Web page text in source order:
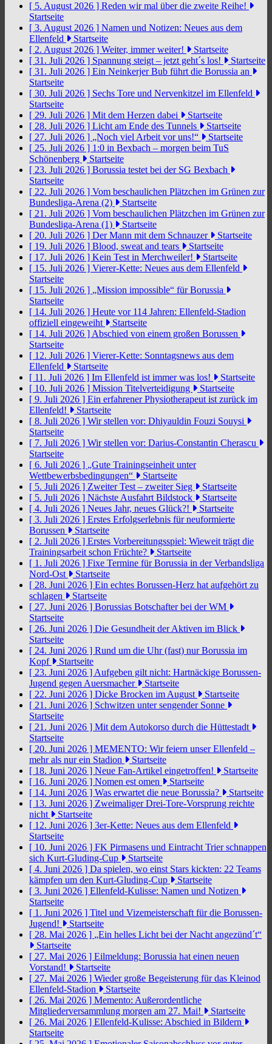
[ 5. August 2026 ] Reden wir mal über die zweite Reihe!
Startseite
[ 3. August 2026 ] Namen und Notizen: Neues aus dem
Ellenfeld
Startseite
[ 2. August 2026 ] Weiter, immer weiter!
Startseite
[ 31. Juli 2026 ] Spannung steigt – jetzt geht´s los!
Startseite
[ 31. Juli 2026 ] Ein Neinkerjer Bub führt die Borussia an
Startseite
[ 30. Juli 2026 ] Sechs Tore und Nervenkitzel im Ellenfeld
Startseite
[ 29. Juli 2026 ] Mit dem Herzen dabei
Startseite
[ 28. Juli 2026 ] Licht am Ende des Tunnels
Startseite
[ 27. Juli 2026 ] „Noch viel Arbeit vor uns!“
Startseite
[ 25. Juli 2026 ] 1:0 in Bexbach – morgen beim TuS
Schönenberg
Startseite
[ 23. Juli 2026 ] Borussia testet bei der SG Bexbach
Startseite
[ 22. Juli 2026 ] Vom beschaulichen Plätzchen im Grünen zur
Bundesliga-Arena (2)
Startseite
[ 21. Juli 2026 ] Vom beschaulichen Plätzchen im Grünen zur
Bundesliga-Arena (1)
Startseite
[ 20. Juli 2026 ] Der Mann mit dem Schnauzer
Startseite
[ 19. Juli 2026 ] Blood, sweat and tears
Startseite
[ 17. Juli 2026 ] Kein Test in Merchweiler!
Startseite
[ 15. Juli 2026 ] Vierer-Kette: Neues aus dem Ellenfeld
Startseite
[ 15. Juli 2026 ] „Mission impossible“ für Borussia
Startseite
[ 14. Juli 2026 ] Heute vor 114 Jahren: Ellenfeld-Stadion
offiziell eingeweiht
Startseite
[ 14. Juli 2026 ] Abschied von einem großen Borussen
Startseite
[ 12. Juli 2026 ] Vierer-Kette: Sonntagsnews aus dem
Ellenfeld
Startseite
[ 11. Juli 2026 ] Im Ellenfeld ist immer was los!
Startseite
[ 10. Juli 2026 ] Mission Titelverteidigung
Startseite
[ 9. Juli 2026 ] Ein erfahrener Physiotherapeut ist zurück im
Ellenfeld!
Startseite
[ 8. Juli 2026 ] Wir stellen vor: Dhiyauldin Fouzi Souysi
Startseite
[ 7. Juli 2026 ] Wir stellen vor: Darius-Constantin Cherascu
Startseite
[ 6. Juli 2026 ] „Gute Trainingseinheit unter
Wettbewerbsbedingungen“
Startseite
[ 5. Juli 2026 ] Zweiter Test – zweiter Sieg
Startseite
[ 5. Juli 2026 ] Nächste Ausfahrt Bildstock
Startseite
[ 4. Juli 2026 ] Neues Jahr, neues Glück?!
Startseite
[ 3. Juli 2026 ] Erstes Erfolgserlebnis für neuformierte
Borussen
Startseite
[ 2. Juli 2026 ] Erstes Vorbereitungsspiel: Wieweit trägt die
Trainingsarbeit schon Früchte?
Startseite
[ 1. Juli 2026 ] Fixe Termine für Borussia in der Verbandsliga
Nord-Ost
Startseite
[ 28. Juni 2026 ] Ein echtes Borussen-Herz hat aufgehört zu
schlagen
Startseite
[ 27. Juni 2026 ] Borussias Botschafter bei der WM
Startseite
[ 26. Juni 2026 ] Die Gesundheit der Aktiven im Blick
Startseite
[ 24. Juni 2026 ] Rund um die Uhr (fast) nur Borussia im
Kopf
Startseite
[ 23. Juni 2026 ] Aufgeben gilt nicht: Hartnäckige Borussen-
Jugend gegen Auersmacher
Startseite
[ 22. Juni 2026 ] Dicke Brocken im August
Startseite
[ 21. Juni 2026 ] Schwitzen unter sengender Sonne
Startseite
[ 21. Juni 2026 ] Mit dem Autokorso durch die Hüttestadt
Startseite
[ 20. Juni 2026 ] MEMENTO: Wir feiern unser Ellenfeld –
mehr als nur ein Stadion
Startseite
[ 18. Juni 2026 ] Neue Fan-Artikel eingetroffen!
Startseite
[ 16. Juni 2026 ] Nomen est omen
Startseite
[ 14. Juni 2026 ] Was erwartet die neue Borussia?
Startseite
[ 13. Juni 2026 ] Zweimaliger Drei-Tore-Vorsprung reichte
nicht
Startseite
[ 12. Juni 2026 ] 3er-Kette: Neues aus dem Ellenfeld
Startseite
[ 10. Juni 2026 ] FK Pirmasens und Eintracht Trier schnappen
sich Kurt-Gluding-Cup
Startseite
[ 4. Juni 2026 ] Da spielen, wo einst Stars kickten: 22 Teams
kämpfen um den Kurt-Gluding-Cup
Startseite
[ 3. Juni 2026 ] Ellenfeld-Kulisse: Namen und Notizen
Startseite
[ 1. Juni 2026 ] Titel und Vizemeisterschaft für die Borussen-
Jugend!
Startseite
[ 28. Mai 2026 ] „Ein helles Licht bei der Nacht angezünd´t“
Startseite
[ 27. Mai 2026 ] Eilmeldung: Borussia hat einen neuen
Vorstand!
Startseite
[ 27. Mai 2026 ] Wieder große Begeisterung für das Kleinod
Ellenfeld-Stadion
Startseite
[ 26. Mai 2026 ] Memento: Außerordentliche
Mitgliederversammlung morgen am 27. Mai!
Startseite
[ 26. Mai 2026 ] Ellenfeld-Kulisse: Abschied in Bildern
Startseite